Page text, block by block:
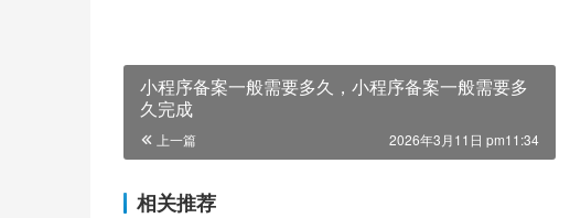
小程序备案一般需要多久，小程序备案一般需要多
久完成
上一篇 2026年3月11日 pm11:34
相关推荐